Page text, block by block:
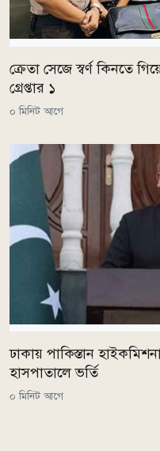
ক্রেতা সেজে স্বর্ণ কিনতে
গ্রেপ্তার ১
০ মিনিট আগে
ঢাকায় পাকিস্তান
হাসপাতালে ভর্তি
০ মিনিট আগে